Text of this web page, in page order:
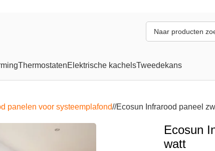
ThermostatenElektrische kachelsTweedekans
panelen voor systeemplafond/ Ecosun Infrarood paneel
Ecosun
watt